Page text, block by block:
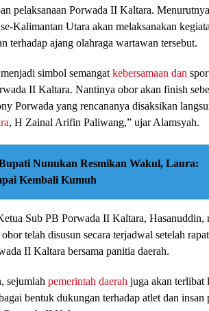
pelaksanaan Porwada II Kaltara.
Kalimantan Utara akan melaksanakan
terhadap ajang olahraga wartawan tersebut.
simbol semangat kebersamaan dan
II Kaltara. Nantinya obor akan finish
Porwada yang rencananya disaksikan
, H Zainal Arifin Paliwang,” ujar Alamsyah.
Nunukan Resmikan Wakul, Laura:
Kembali Kumuh
Sub PB Porwada II Kaltara, Hasanuddin,
telah disusun secara terjadwal setelah
II Kaltara bersama panitia daerah.
sejumlah pemerintah daerah juga akan terlibat
bentuk dukungan terhadap atlet dan insan